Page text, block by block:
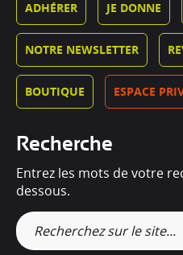
ADHÉRER JE DONNE
NOTRE NEWSLETTER
BOUTIQUE ESPACE
Recherche
Entrez les mots de votre
dessous.